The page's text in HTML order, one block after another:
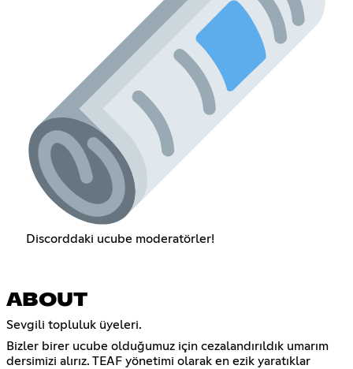
Discorddaki ucube moderatörler!
ABOUT
Sevgili topluluk üyeleri.
Bizler birer ucube olduğumuz için cezalandırıldık umarım
dersimizi alırız. TEAF yönetimi olarak en ezik yaratıklar